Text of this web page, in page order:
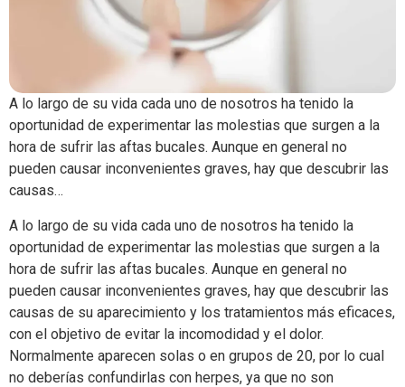
A lo largo de su vida cada uno de nosotros ha tenido la
oportunidad de experimentar las molestias que surgen a la
hora de sufrir las aftas bucales. Aunque en general no
pueden causar inconvenientes graves, hay que descubrir las
causas…
A lo largo de su vida cada uno de nosotros ha tenido la
oportunidad de experimentar las molestias que surgen a la
hora de sufrir las aftas bucales. Aunque en general no
pueden causar inconvenientes graves, hay que descubrir las
causas de su aparecimiento y los tratamientos más eficaces,
con el objetivo de evitar la incomodidad y el dolor.
Normalmente aparecen solas o en grupos de 20, por lo cual
no deberías confundirlas con herpes, ya que no son